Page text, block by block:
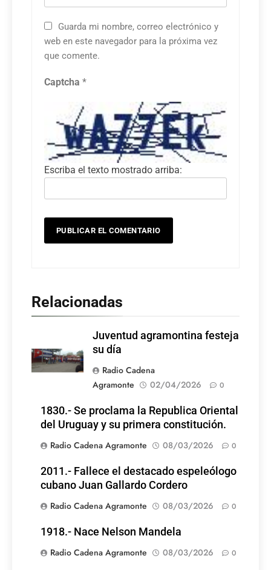
Guarda mi nombre, correo electrónico y
web en este navegador para la próxima vez
que comente.
Captcha *
Escriba el texto mostrado arriba:
Relacionadas
Juventud agramontina festeja
su día
Radio Cadena
Agramonte
02/04/2026 0
1830.- Se proclama la Republica Oriental
del Uruguay y su primera constitución.
Radio Cadena Agramonte
08/03/2026 0
2011.- Fallece el destacado espeleólogo
cubano Juan Gallardo Cordero
Radio Cadena Agramonte
08/03/2026 0
1918.- Nace Nelson Mandela
Radio Cadena Agramonte
08/03/2026 0